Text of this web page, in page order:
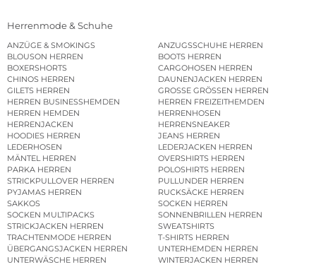
Herrenmode & Schuhe
ANZÜGE & SMOKINGS
ANZUGSSCHUHE HERREN
BLOUSON HERREN
BOOTS HERREN
BOXERSHORTS
CARGOHOSEN HERREN
CHINOS HERREN
DAUNENJACKEN HERREN
GILETS HERREN
GROSSE GRÖSSEN HERREN
HERREN BUSINESSHEMDEN
HERREN FREIZEITHEMDEN
HERREN HEMDEN
HERRENHOSEN
HERRENJACKEN
HERRENSNEAKER
HOODIES HERREN
JEANS HERREN
LEDERHOSEN
LEDERJACKEN HERREN
MÄNTEL HERREN
OVERSHIRTS HERREN
PARKA HERREN
POLOSHIRTS HERREN
STRICKPULLOVER HERREN
PULLUNDER HERREN
PYJAMAS HERREN
RUCKSÄCKE HERREN
SAKKOS
SOCKEN HERREN
SOCKEN MULTIPACKS
SONNENBRILLEN HERREN
STRICKJACKEN HERREN
SWEATSHIRTS
TRACHTENMODE HERREN
T-SHIRTS HERREN
ÜBERGANGSJACKEN HERREN
UNTERHEMDEN HERREN
UNTERWÄSCHE HERREN
WINTERJACKEN HERREN